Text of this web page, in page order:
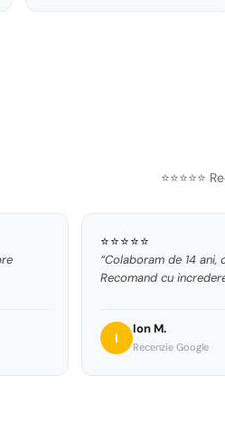
⭐⭐⭐⭐⭐
“Colaboram de 14 ani,
Recomand cu
I
Ion M.
Recenzie Google